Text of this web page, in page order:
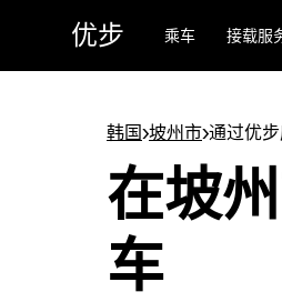
优步 乘车 接载服
韩国>坡州市>通过优
在坡
车